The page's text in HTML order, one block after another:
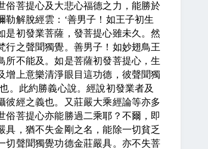
俗菩提心及大悲心福德之力，能勝於
解脫經雲： ‘善男子！如王子初生
是初發業菩薩，發菩提心雖未久。然
行之聲聞獨覺。善男子！如妙翅鳥王
所不能及。如是菩薩初發菩提心，生
增上意樂清淨眼目這功德，彼聲聞獨
。此約勝義心說。經說初發業者及
彼經之義也。又莊嚴大乘經論等亦多
菩提心亦能勝過二乘耶？不爾，即
，猶不失金剛之名，能除一切貧乏
切聲聞獨覺功德金莊嚴具。亦不失菩